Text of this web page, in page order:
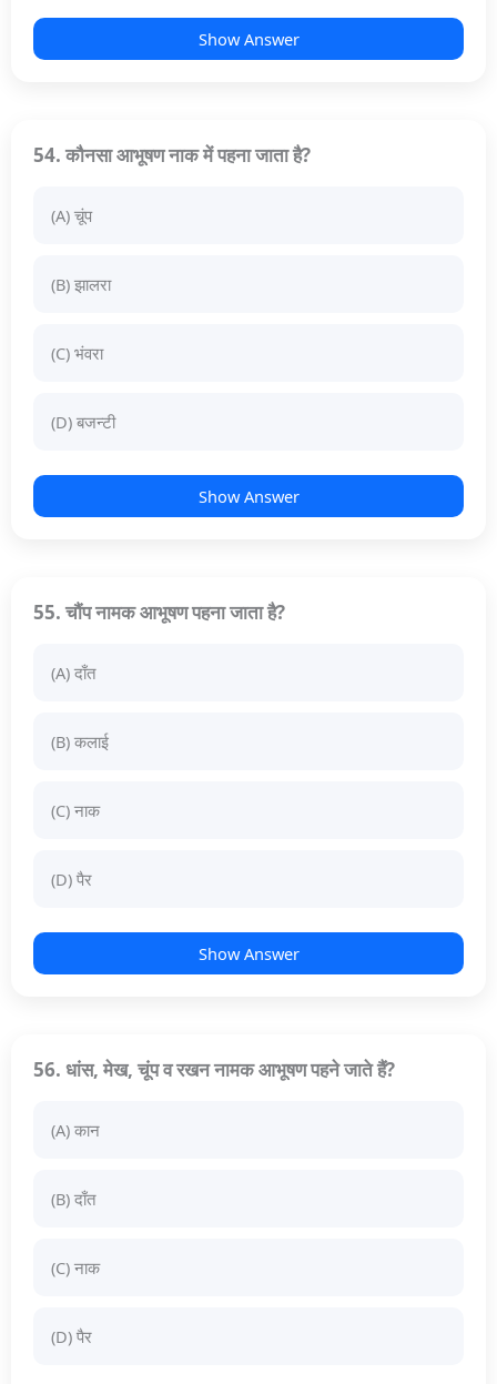
Show Answer
54. कौनसा आभूषण नाक में पहना जाता है?
(A) चूंप
(B) झालरा
(C) भंवरा
(D) बजन्टी
Show Answer
55. चौंप नामक आभूषण पहना जाता है?
(A) दाँत
(B) कलाई
(C) नाक
(D) पैर
Show Answer
56. धांस, मेख, चूंप व रखन नामक आभूषण पहने जाते हैं?
(A) कान
(B) दाँत
(C) नाक
(D) पैर